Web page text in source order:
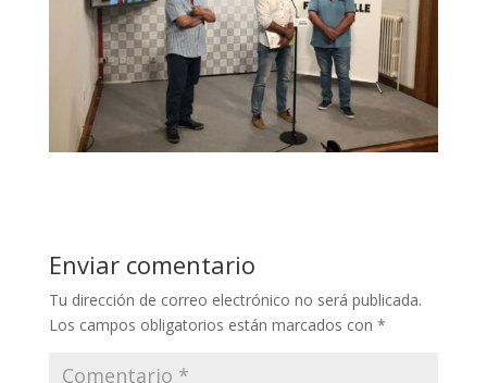
Enviar comentario
Tu dirección de correo electrónico no será publicada.
Los campos obligatorios están marcados con *